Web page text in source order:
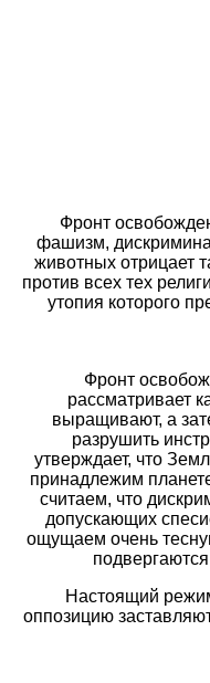
Фронт
фашизм,
животных отрицает
против всех тех
утопия которого
Фронт
рассматривает
выращивают, а
разрушить
утверждает, что
принадлежим
считаем, что
допускающих
ощущаем очень
Настоящий
оппозицию